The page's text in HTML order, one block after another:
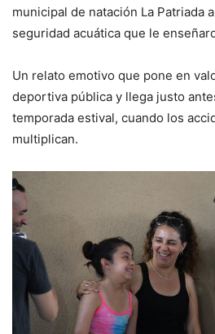
municipal de natación La Patriada
seguridad acuática que le
Un relato emotivo que pone en
deportiva pública y llega justo
temporada estival, cuando los
multiplican.